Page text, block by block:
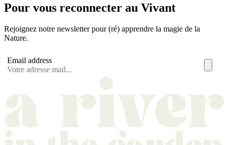
Pour vous reconnecter au Vivant
Rejoignez notre newsletter pour (ré) apprendre la magie de la
Nature.
Email address